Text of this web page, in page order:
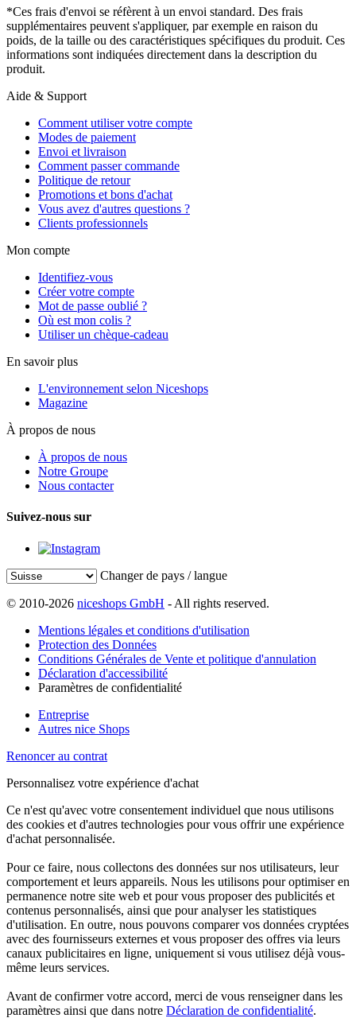
*Ces frais d'envoi se réfèrent à un envoi standard. Des frais
supplémentaires peuvent s'appliquer, par exemple en raison du
poids, de la taille ou des caractéristiques spécifiques du produit. Ces
informations sont indiquées directement dans la description du
produit.
Aide & Support
Comment utiliser votre compte
Modes de paiement
Envoi et livraison
Comment passer commande
Politique de retour
Promotions et bons d'achat
Vous avez d'autres questions ?
Clients professionnels
Mon compte
Identifiez-vous
Créer votre compte
Mot de passe oublié ?
Où est mon colis ?
Utiliser un chèque-cadeau
En savoir plus
L'environnement selon Niceshops
Magazine
À propos de nous
À propos de nous
Notre Groupe
Nous contacter
Suivez-nous sur
Changer de pays / langue
© 2010-2026 niceshops GmbH - All rights reserved.
Mentions légales et conditions d'utilisation
Protection des Données
Conditions Générales de Vente et politique d'annulation
Déclaration d'accessibilité
Paramètres de confidentialité
Entreprise
Autres nice Shops
Renoncer au contrat
Personnalisez votre expérience d'achat
Ce n'est qu'avec votre consentement individuel que nous utilisons
des cookies et d'autres technologies pour vous offrir une expérience
d'achat personnalisée.
Pour ce faire, nous collectons des données sur nos utilisateurs, leur
comportement et leurs appareils. Nous les utilisons pour optimiser en
permanence notre site web et pour vous proposer des publicités et
contenus personnalisés, ainsi que pour analyser les statistiques
d'utilisation. En outre, nous pouvons comparer vos données cryptées
avec des fournisseurs externes et vous proposer des offres via leurs
canaux publicitaires en ligne, uniquement si vous utilisez déjà vous-
même leurs services.
Avant de confirmer votre accord, merci de vous renseigner dans les
paramètres ainsi que dans notre Déclaration de confidentialité.